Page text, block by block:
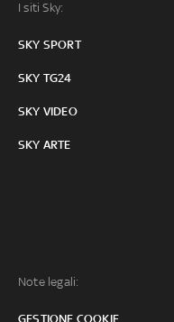
I siti Sky:
SKY SPORT
SKY TG24
SKY VIDEO
SKY ARTE
Note legali:
GESTIONE COOKIE